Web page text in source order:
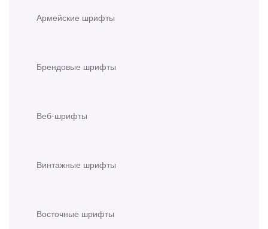
Армейские шрифты
Брендовые шрифты
Веб-шрифты
Винтажные шрифты
Восточные шрифты